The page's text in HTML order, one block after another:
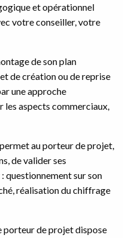
et opérationnel
votre conseiller, votre
de son plan
de création ou de reprise
une approche
aspects commerciaux,
au porteur de projet,
de valider ses
questionnement sur son
réalisation du chiffrage
porteur de projet dispose